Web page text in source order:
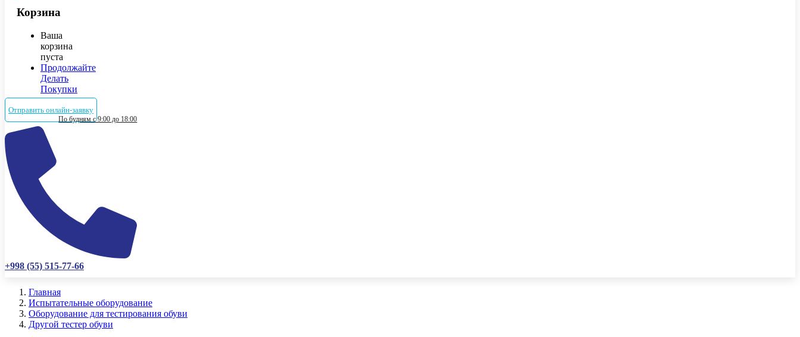
Корзина
Ваша
корзина
пуста
Продолжайте
Делать
Покупки
Отправить онлайн-заявку
По будням с 9:00 до 18:00
+998 (55) 515-77-66
Главная
Испытательные оборудование
Оборудование для тестирования обуви
Другой тестер обуви